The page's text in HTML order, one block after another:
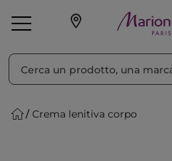
Make-up Profumi
Crema lenitiva corpo
Ordina per